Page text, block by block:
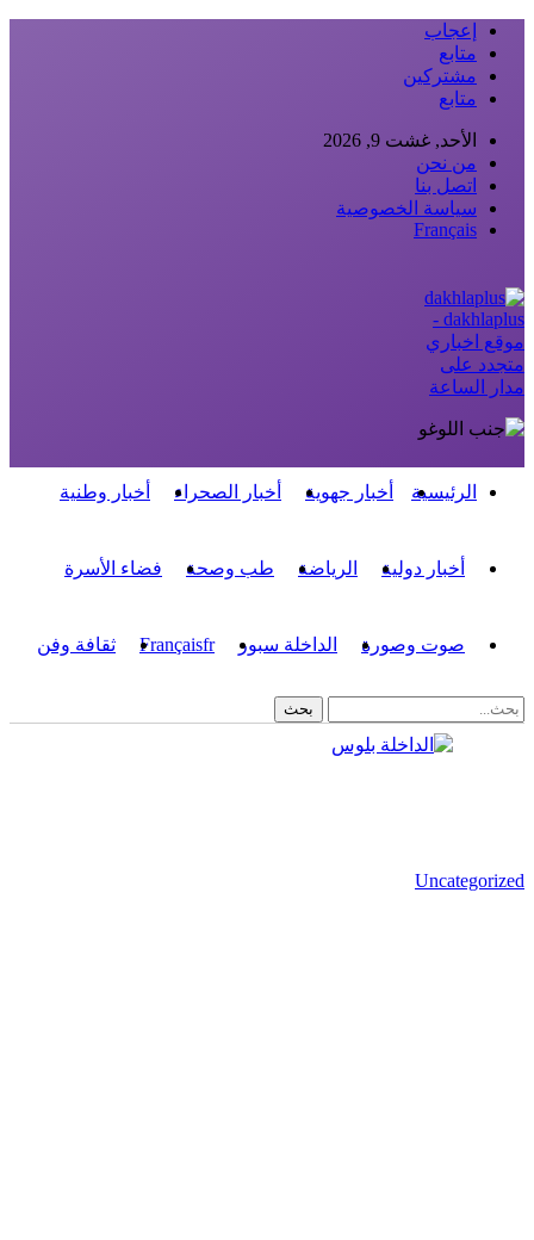
إعجاب
متابع
مشتركين
متابع
الأحد, غشت 9, 2026
من نحن
اتصل بنا
سياسة الخصوصية
Français
dakhlaplus -
موقع اخباري
متجدد على
مدار الساعة
الرئيسية أخبار جهوية أخبار الصحراء أخبار وطنية
أخبار دولية الرياضة طب وصحة فضاء الأسرة
صوت وصورة الداخلة سبور Françaisfr ثقافة وفن
Uncategorized